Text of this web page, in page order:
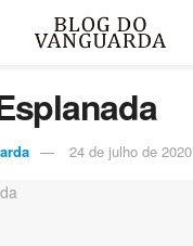
24 de julho de 2020